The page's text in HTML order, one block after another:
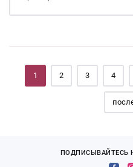
Страницы
1 2 3 4
ПОДПИСЫВАЙТЕСЬ